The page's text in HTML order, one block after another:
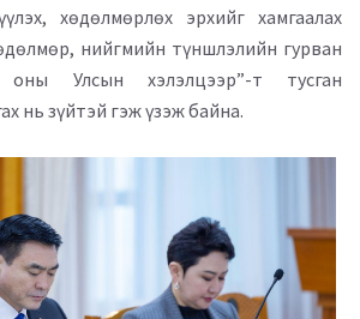
хөдөлмөрлөх эрхийг хамгаалах
нийгмийн түншлэлийн гурван
оны Улсын хэлэлцээр”-т тусган
нь зүйтэй гэж үзэж байна.